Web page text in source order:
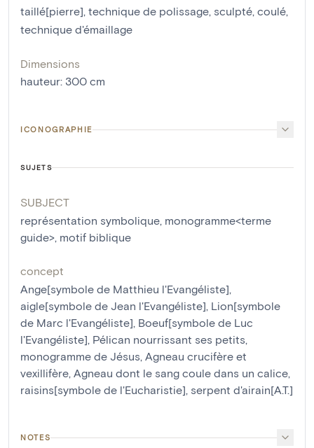
taillé[pierre], technique de polissage, sculpté, coulé,
technique d'émaillage
Dimensions
hauteur: 300 cm
ICONOGRAPHIE
SUJETS
SUBJECT
représentation symbolique, monogramme<terme
guide>, motif biblique
concept
Ange[symbole de Matthieu l'Evangéliste],
aigle[symbole de Jean l'Evangéliste], Lion[symbole
de Marc l'Evangéliste], Boeuf[symbole de Luc
l'Evangéliste], Pélican nourrissant ses petits,
monogramme de Jésus, Agneau crucifère et
vexillifère, Agneau dont le sang coule dans un calice,
raisins[symbole de l'Eucharistie], serpent d'airain[A.T.]
NOTES